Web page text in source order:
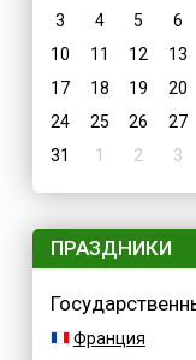
3
4 5 6
10
11 12 13
17
18 19 20
24
25 26 27
31
1 2 3
ПРАЗДНИКИ
Франция